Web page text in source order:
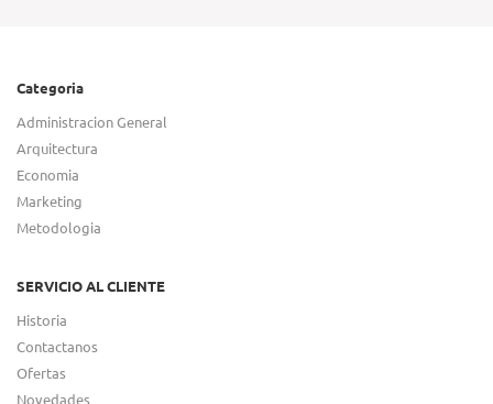
Categoria
Administracion General
Arquitectura
Economia
Marketing
Metodologia
SERVICIO AL CLIENTE
Historia
Contactanos
Ofertas
Novedades